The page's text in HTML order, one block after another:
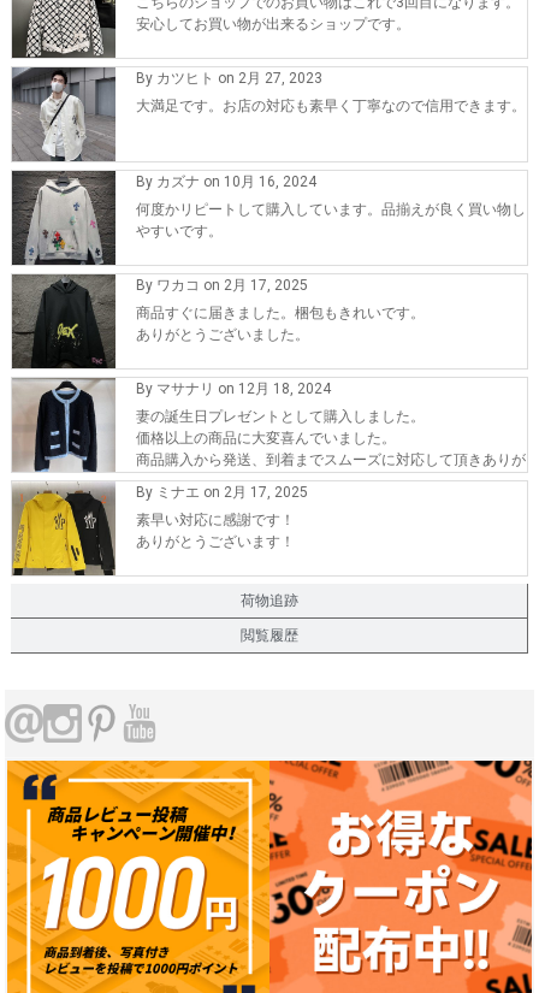
荷物追跡
閲覧履歴
安心してお買い物が出来るショップです。
By カツヒト on 2月 27, 2023
大満足です。お店の対応も素早く丁寧なので信用できます。
By カズナ on 10月 16, 2024
何度かリピートして購入しています。品揃えが良く買い物し
やすいです。
By ワカコ on 2月 17, 2025
商品すぐに届きました。梱包もきれいです。
ありがとうございました。
By マサナリ on 12月 18, 2024
妻の誕生日プレゼントとして購入しました。
価格以上の商品に大変喜んでいました。
商品購入から発送、到着までスムーズに対応して頂きありが
とうございます。
また、機会が有れば購入したいです。
By ミナエ on 2月 17, 2025
素早い対応に感謝です！
ありがとうございます！